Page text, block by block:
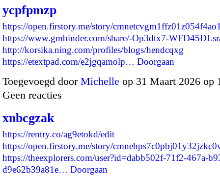
ycpfpmzp
https://open.firstory.me/story/
https://www.gmbinder.com/share/-Op3dtx7-
http://korsika.ning.com/profiles/blogs/hendcqxg
https://etextpad.com/e2jgqamolp… Doorgaan
Toegevoegd door Michelle op 31 Maart 2026
Geen reacties
xnbcgzak
https://rentry.co/ag9etokd/edit
https://open.firstory.me/story/
https://theexplorers.com/user?id=dabb502f-71f2-467a-
d9e62b39a81e… Doorgaan